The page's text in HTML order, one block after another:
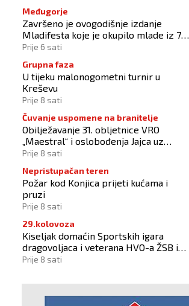
Međugorje
Završeno je ovogodišnje izdanje
Mladifesta koje je okupilo mlade iz 73
zemlje svijeta
Prije 6 sati
Grupna faza
U tijeku malonogometni turnir u
Kreševu
Prije 8 sati
Čuvanje uspomene na branitelje
Obilježavanje 31. obljetnice VRO
„Maestral“ i oslobođenja Jajca uz
pokroviteljstvo HNS-a BiH
Prije 8 sati
Nepristupačan teren
Požar kod Konjica prijeti kućama i
pruzi
Prije 8 sati
29.kolovoza
Kiseljak domaćin Sportskih igara
dragovoljaca i veterana HVO-a ŽSB i
Dana branitelja
Prije 8 sati